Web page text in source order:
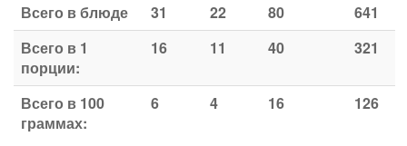
Всего в блюде
31 22 80
641
Всего в 1
порции:
16 11 40 321
Всего в 100
граммах:
6 4 16 126